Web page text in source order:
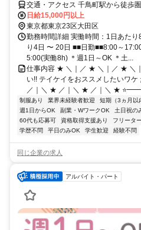
交通・アクセス 千鳥町駅から徒歩
日給15,000円以上
東京都東京23区大田区
勤務時間詳細 実働時間：1日あた
り4日 〜 20日 ■■日勤■■8:00～
5:00(実働8h) ＊週1日～OK ＊土...
仕事内容 ★ ＼｜／ ★ ＼｜／ ★ ＼
い!! テイケイをおススメしたいワ
／｜＼ ★ ／｜＼ ★ ／｜＼ ★ ⭐━━
制服あり 業界未経験者歓迎 短期（3ヵ月以
週1日からOK
副業・WワークOK 土日祝の
60代も応募可
資格取得支援あり フリータ
学歴不問
平日のみOK 学生歓迎 経験不問
同じ企業の求人
アルバイト・パート